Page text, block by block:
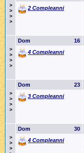
>
>
>
>
2 Compleanni
>
>
>
>
16
Dom
4 Compleanni
>
>
>
>
23
Dom
3 Compleanni
>
>
>
30
Dom
4 Compleanni